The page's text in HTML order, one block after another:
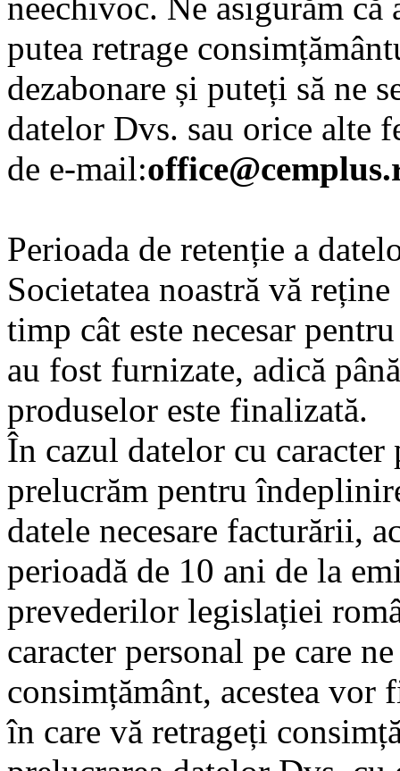
putea retrage
dezabonare și puteți să ne
datelor Dvs. sau orice alte
de e-mail:
Perioada de retenție a
Societatea noastră vă
timp cât este necesar
au fost furnizate, adică
produselor este finalizată.
În cazul datelor cu caracter
prelucrăm pentru
datele necesare facturării,
perioadă de 10 ani de la
prevederilor legislației
caracter personal pe care
consimțământ, acestea vor
în care vă retrageți